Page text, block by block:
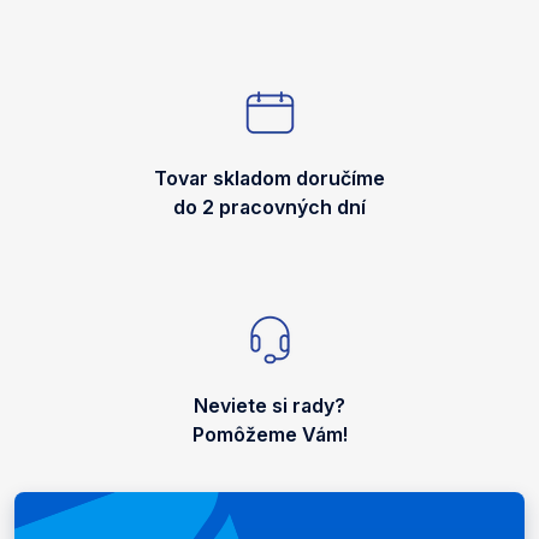
Tovar skladom doručíme
do 2 pracovných dní
Neviete si rady?
Pomôžeme Vám!